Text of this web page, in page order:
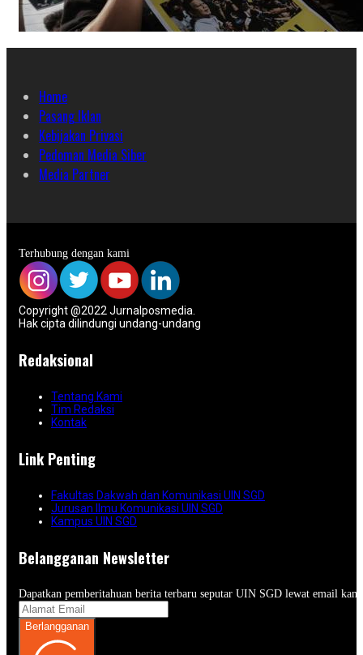
Home
Pasang Iklan
Kebijakan Privasi
Pedoman Media Siber
Media Partner
Terhubung dengan kami
Copyright @2022 Jurnalposmedia.
Hak cipta dilindungi undang-undang
Redaksional
Tentang Kami
Tim Redaksi
Kontak
Link Penting
Fakultas Dakwah dan Komunikasi UIN SGD
Jurusan Ilmu Komunikasi UIN SGD
Kampus UIN SGD
Belangganan Newsletter
Dapatkan pemberitahuan berita terbaru seputar UIN SGD lewat email
Berlangganan